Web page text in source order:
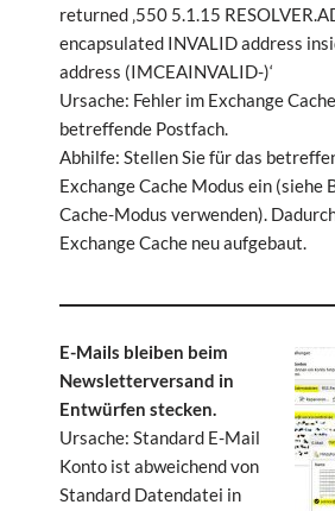
returned ‚550 5.1.15
encapsulated INVALID address
address (IMCEAINVALID-)‘
Ursache: Fehler im Exchange
betreffende Postfach.
Abhilfe: Stellen Sie für das
Exchange Cache Modus ein (siehe
Cache-Modus verwenden).
Exchange Cache neu aufgebaut.
E-Mails bleiben beim
Newsletterversand in
Entwürfen stecken.
Ursache: Standard E-Mail
Konto ist abweichend von
Standard Datendatei in